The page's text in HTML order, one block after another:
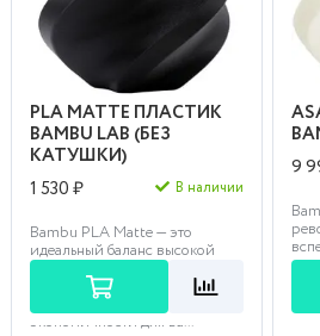
PLA MATTE ПЛАСТИК
BAMBU LAB (БЕЗ
КАТУШКИ)
1 530 ₽
В наличии
Bambu PLA Matte — это
идеальный баланс высокой
скорости печати, матовой
поверхности и
исключительной
экономичности для ва...
9